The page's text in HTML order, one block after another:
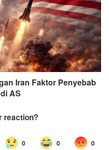
Iran Faktor Penyebab
AS